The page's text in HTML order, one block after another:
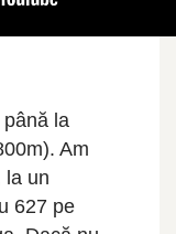
la
Am
la un
627 pe